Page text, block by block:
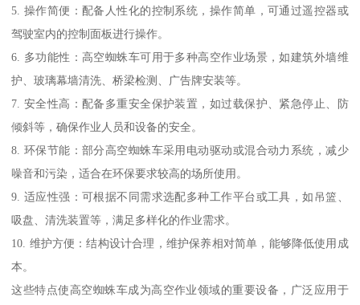
5. 操作简便：配备人性化的控制系统，操作简单，可通过遥控器或
驾驶室内的控制面板进行操作。
6. 多功能性：高空蜘蛛车可用于多种高空作业场景，如建筑外墙维
护、玻璃幕墙清洗、桥梁检测、广告牌安装等。
7. 安全性高：配备多重安全保护装置，如过载保护、紧急停止、防
倾斜等，确保作业人员和设备的安全。
8. 环保节能：部分高空蜘蛛车采用电动驱动或混合动力系统，减少
噪音和污染，适合在环保要求较高的场所使用。
9. 适应性强：可根据不同需求选配多种工作平台或工具，如吊篮、
吸盘、清洗装置等，满足多样化的作业需求。
10. 维护方便：结构设计合理，维护保养相对简单，能够降低使用成
本。
这些特点使高空蜘蛛车成为高空作业领域的重要设备，广泛应用于